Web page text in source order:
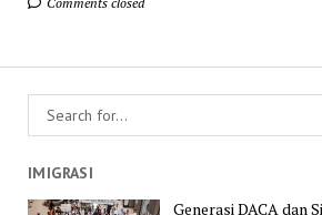
IMIGRASI
Generasi DACA dan